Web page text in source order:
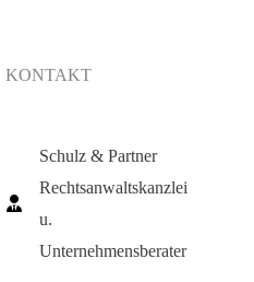
KONTAKT
Schulz & Partner
Rechtsanwaltskanzlei
u.
Unternehmensberater